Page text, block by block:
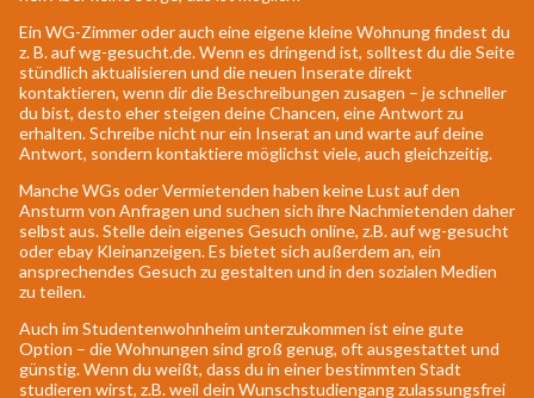
Ein WG-Zimmer oder auch eine eigene kleine Wohnung findest du
z. B. auf wg-gesucht.de. Wenn es dringend ist, solltest du die Seite
stündlich aktualisieren und die neuen Inserate direkt
kontaktieren, wenn dir die Beschreibungen zusagen – je schneller
du bist, desto eher steigen deine Chancen, eine Antwort zu
erhalten. Schreibe nicht nur ein Inserat an und warte auf deine
Antwort, sondern kontaktiere möglichst viele, auch gleichzeitig.
Manche WGs oder Vermietenden haben keine Lust auf den
Ansturm von Anfragen und suchen sich ihre Nachmietenden daher
selbst aus. Stelle dein eigenes Gesuch online, z.B. auf wg-gesucht
oder ebay Kleinanzeigen. Es bietet sich außerdem an, ein
ansprechendes Gesuch zu gestalten und in den sozialen Medien
zu teilen.
Auch im Studentenwohnheim unterzukommen ist eine gute
Option – die Wohnungen sind groß genug, oft ausgestattet und
günstig. Wenn du weißt, dass du in einer bestimmten Stadt
studieren wirst, z.B. weil dein Wunschstudiengang zulassungsfrei